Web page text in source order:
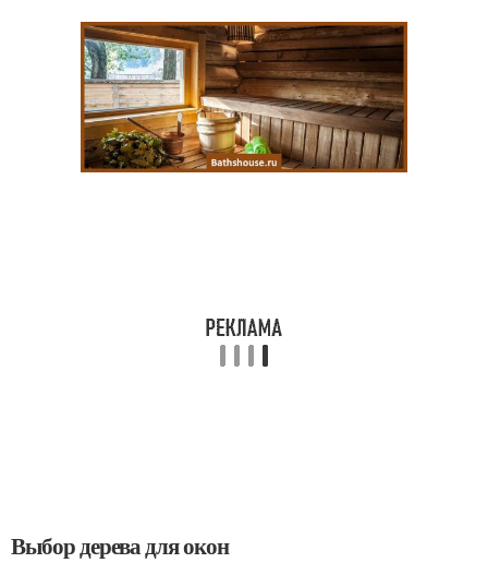
Выбор дерева для окон